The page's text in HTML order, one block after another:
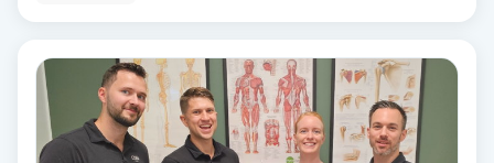
Sjukgymnastik
Skalpmassage